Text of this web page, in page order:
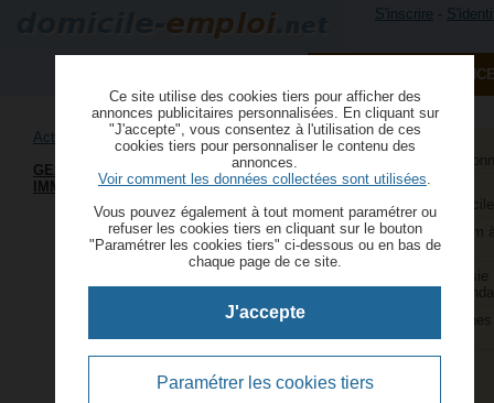
Ce site utilise des cookies tiers pour afficher des
annonces publicitaires personnalisées. En cliquant sur
"J'accepte", vous consentez à l'utilisation de ces
cookies tiers pour personnaliser le contenu des
annonces.
Voir comment les données collectées sont utilisées.
Vous pouvez également à tout moment paramétrer ou
refuser les cookies tiers en cliquant sur le bouton
"Paramétrer les cookies tiers" ci-dessous ou en bas de
chaque page de ce site.
J'accepte
Paramétrer les cookies tiers
S'inscrire -
PUBLIER UNE
Aide à domicile et
services à la
Aide ménagère et
repassage à domicile
Animatrice webcam
domicile
Assistants de saisie
comptable
Couture et
domicile
Couturières et
retoucheuses
indépendantes
Activités rémunérées à domicile
GESTIONNAIRE DE BIENS
IMMOBILIERS